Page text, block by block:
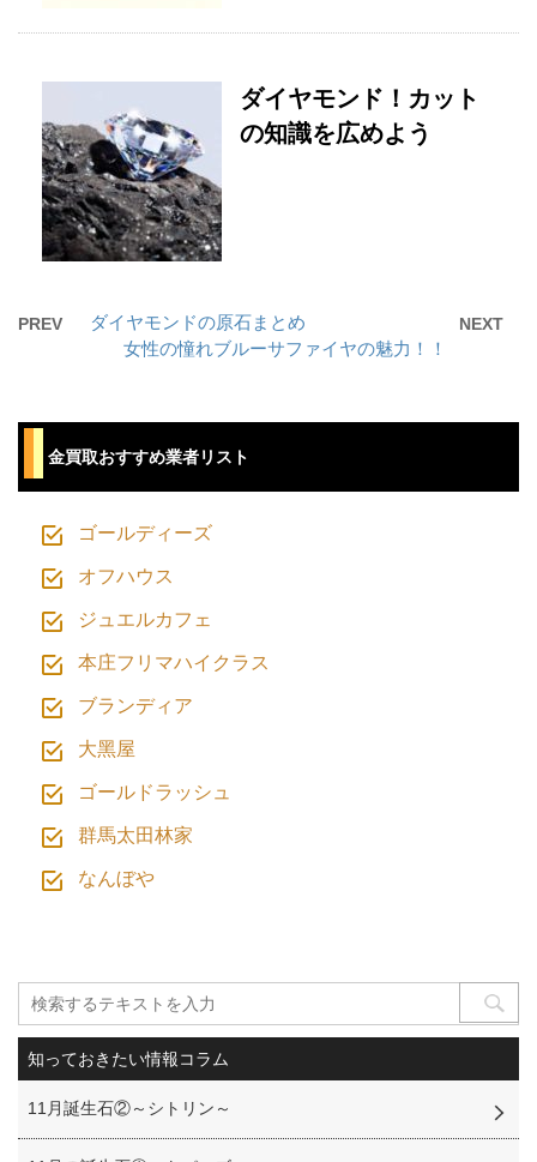
ダイヤモンド！カット
の知識を広めよう
PREV ダイヤモンドの原石まとめ NEXT
女性の憧れブルーサファイヤの魅力！！
⾦買取おすすめ業者リスト
ゴールディーズ
オフハウス
ジュエルカフェ
本庄フリマハイクラス
ブランディア
⼤⿊屋
ゴールドラッシュ
群馬太田林家
なんぼや
知っておきたい情報コラム
11月誕生石②～シトリン～